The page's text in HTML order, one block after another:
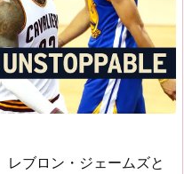
レブロン・ジェームズと